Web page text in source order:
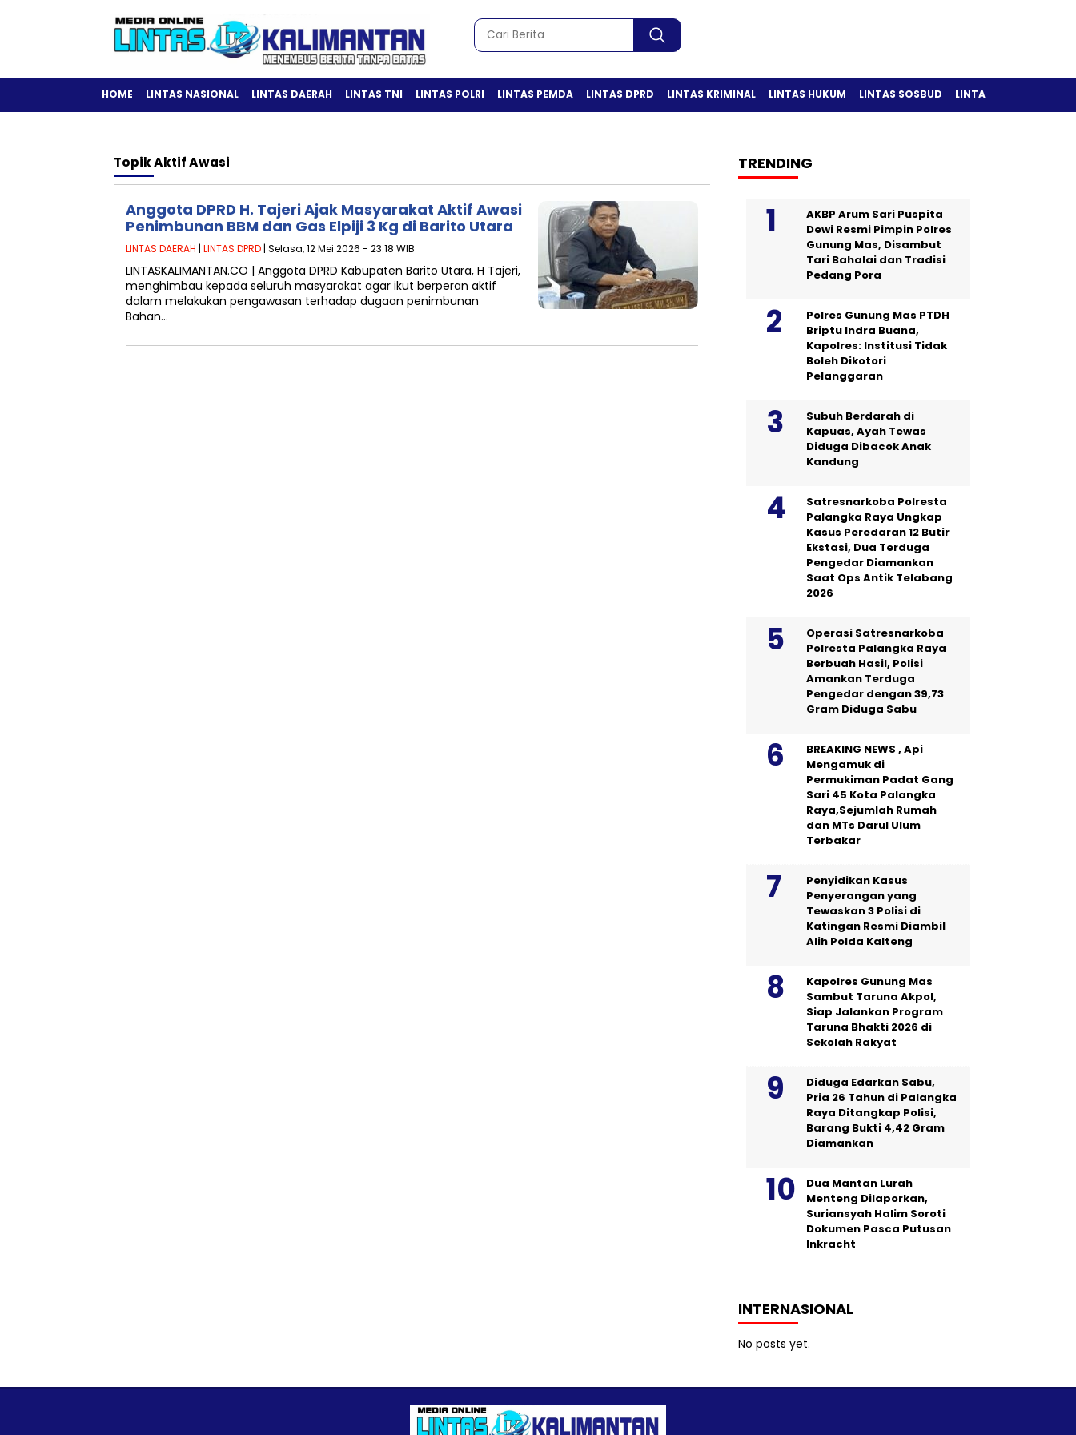
HOME LINTAS NASIONAL LINTAS DAERAH LINTAS TNI LINTAS POLRI LINTAS PEMDA LINTAS DPRD LINTAS KRIMINAL LINTAS HUKUM LINTAS SOSBUD LINTAS OLAH RAGA
TopikAktif Awasi
Anggota DPRD H. Tajeri Ajak Masyarakat Aktif Awasi
Penimbunan BBM dan Gas Elpiji 3 Kg di Barito Utara
LINTAS DAERAH | LINTAS DPRD | Selasa, 12 Mei 2026 - 23:18 WIB
LINTASKALIMANTAN.CO | Anggota DPRD Kabupaten Barito Utara, H Tajeri,
menghimbau kepada seluruh masyarakat agar ikut berperan aktif
dalam melakukan pengawasan terhadap dugaan penimbunan
Bahan…
TRENDING
AKBP Arum Sari Puspita
Dewi Resmi Pimpin Polres
Gunung Mas, Disambut
Tari Bahalai dan Tradisi
Pedang Pora
Polres Gunung Mas PTDH
Briptu Indra Buana,
Kapolres: Institusi Tidak
Boleh Dikotori
Pelanggaran
Subuh Berdarah di
Kapuas, Ayah Tewas
Diduga Dibacok Anak
Kandung
Satresnarkoba Polresta
Palangka Raya Ungkap
Kasus Peredaran 12 Butir
Ekstasi, Dua Terduga
Pengedar Diamankan
Saat Ops Antik Telabang
2026
Operasi Satresnarkoba
Polresta Palangka Raya
Berbuah Hasil, Polisi
Amankan Terduga
Pengedar dengan 39,73
Gram Diduga Sabu
BREAKING NEWS , Api
Mengamuk di
Permukiman Padat Gang
Sari 45 Kota Palangka
Raya,Sejumlah Rumah
dan MTs Darul Ulum
Terbakar
Penyidikan Kasus
Penyerangan yang
Tewaskan 3 Polisi di
Katingan Resmi Diambil
Alih Polda Kalteng
Kapolres Gunung Mas
Sambut Taruna Akpol,
Siap Jalankan Program
Taruna Bhakti 2026 di
Sekolah Rakyat
Diduga Edarkan Sabu,
Pria 26 Tahun di Palangka
Raya Ditangkap Polisi,
Barang Bukti 4,42 Gram
Diamankan
Dua Mantan Lurah
Menteng Dilaporkan,
Suriansyah Halim Soroti
Dokumen Pasca Putusan
Inkracht
INTERNASIONAL
No posts yet.